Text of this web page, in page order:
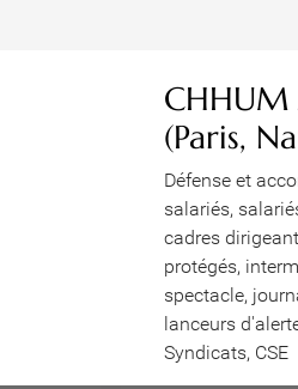
CHHUM
(Paris,
Défense et
salariés,
cadres
protégés,
spectacle,
lanceurs
Syndicats, CSE